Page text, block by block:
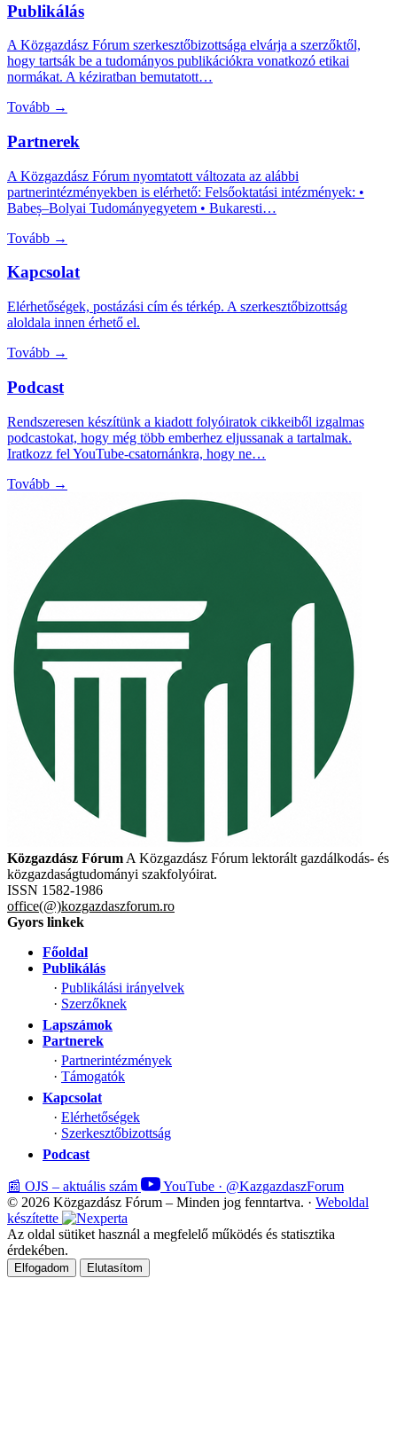
Publikálás
A Közgazdász Fórum szerkesztőbizottsága elvárja a szerzőktől,
hogy tartsák be a tudományos publikációkra vonatkozó etikai
normákat. A kéziratban bemutatott…
Tovább →
Partnerek
A Közgazdász Fórum nyomtatott változata az alábbi
partnerintézményekben is elérhető: Felsőoktatási intézmények: •
Babeș–Bolyai Tudományegyetem • Bukaresti…
Tovább →
Kapcsolat
Elérhetőségek, postázási cím és térkép. A szerkesztőbizottság
aloldala innen érhető el.
Tovább →
Podcast
Rendszeresen készítünk a kiadott folyóiratok cikkeiből izgalmas
podcastokat, hogy még több emberhez eljussanak a tartalmak.
Iratkozz fel YouTube-csatornánkra, hogy ne…
Tovább →
Közgazdász Fórum A Közgazdász Fórum lektorált gazdálkodás- és
közgazdaságtudományi szakfolyóirat.
ISSN 1582-1986
office(@)kozgazdaszforum.ro
Gyors linkek
Főoldal
Publikálás
· Publikálási irányelvek
· Szerzőknek
Lapszámok
Partnerek
· Partnerintézmények
· Támogatók
Kapcsolat
· Elérhetőségek
· Szerkesztőbizottság
Podcast
📰 OJS – aktuális szám
YouTube · @KazgazdaszForum
© 2026 Közgazdász Fórum – Minden jog fenntartva. · Weboldal
készítette
Az oldal sütiket használ a megfelelő működés és statisztika
érdekében.
Elfogadom Elutasítom